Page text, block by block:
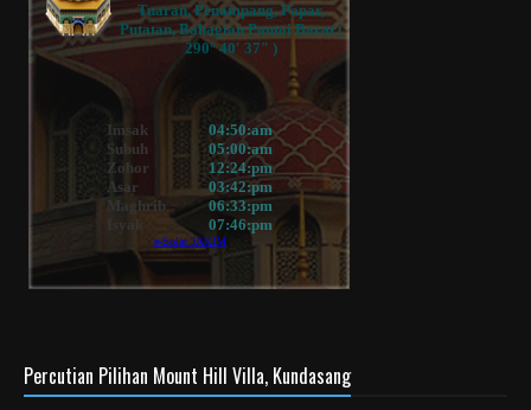
Percutian Pilihan Mount Hill Villa, Kundasang